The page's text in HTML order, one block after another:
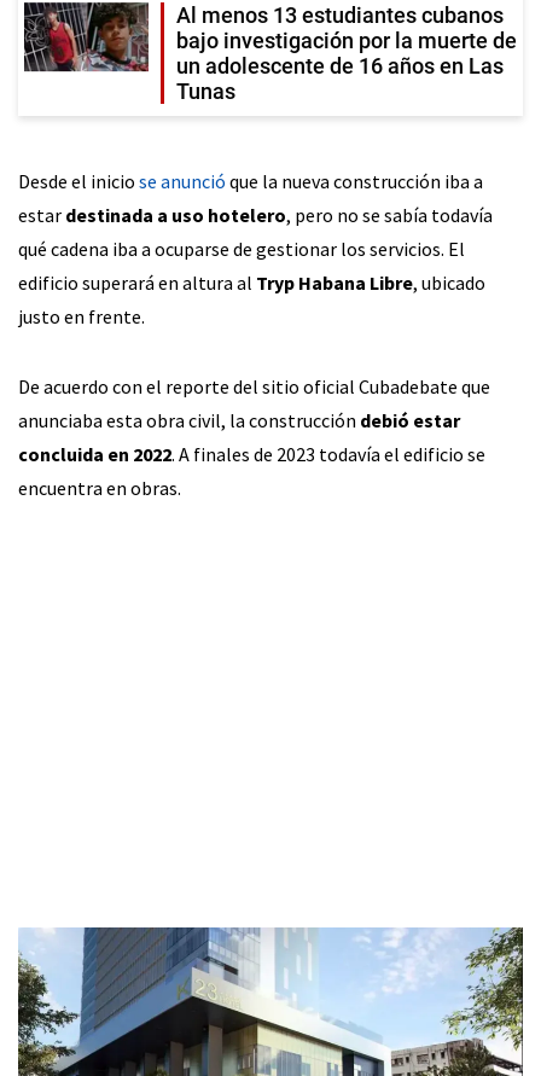
Al menos 13 estudiantes cubanos
bajo investigación por la muerte de
un adolescente de 16 años en Las
Tunas
Desde el inicio se anunció que la nueva construcción iba a
estar destinada a uso hotelero, pero no se sabía todavía
qué cadena iba a ocuparse de gestionar los servicios. El
edificio superará en altura al Tryp Habana Libre, ubicado
justo en frente.
De acuerdo con el reporte del sitio oficial Cubadebate que
anunciaba esta obra civil, la construcción debió estar
concluida en 2022. A finales de 2023 todavía el edificio se
encuentra en obras.